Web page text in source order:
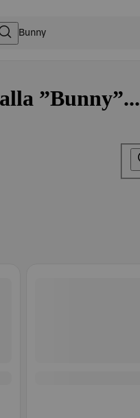
”Bunny”...